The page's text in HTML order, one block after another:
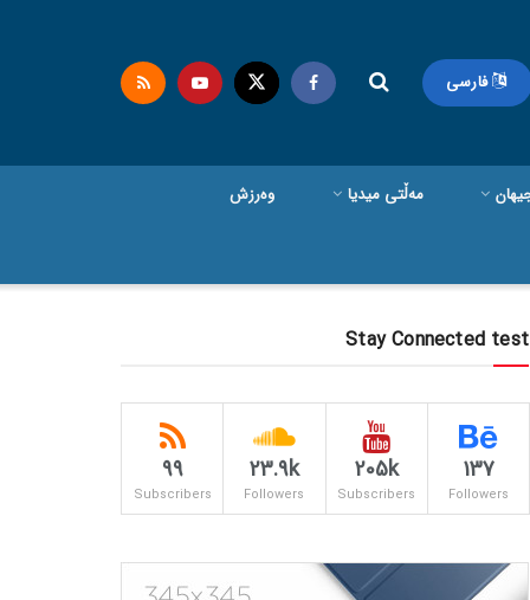
فارسی
مەڵتی میدیا وەرزش
Stay Connected test
137
Followers
205k
Subscribers
23.9k
Followers
99
Subscribers